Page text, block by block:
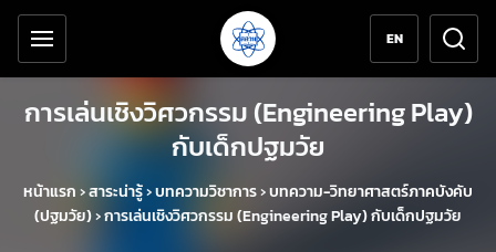
ข้ามไปยังเนื้อหาหลัก
เครื่องมือช่วยเหลือ
EN
การเล่นเชิงวิศวกรรม (Engineering Play)
กับเด็กปฐมวัย
หน้าแรก›สาระน่ารู้›บทความวิชาการ›บทความ-วิทยาศาสตร์ภาคบังคับ
(ปฐมวัย)›การเล่นเชิงวิศวกรรม (Engineering Play) กับเด็กปฐมวัย